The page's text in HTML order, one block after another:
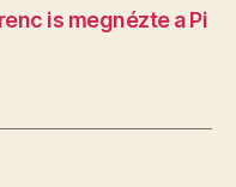
is megnézte a Pi